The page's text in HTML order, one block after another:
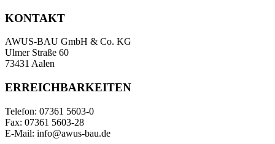
KONTAKT
AWUS-BAU GmbH & Co. KG
Ulmer Straße 60
73431 Aalen
ERREICHBARKEITEN
Telefon: 07361 5603-0
Fax: 07361 5603-28
E-Mail: info@awus-bau.de